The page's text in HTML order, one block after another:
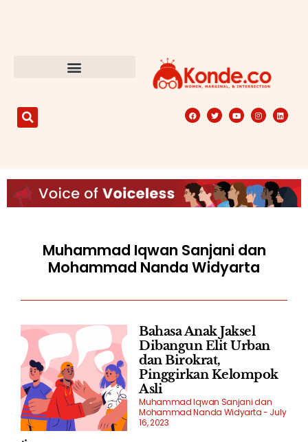
Muhammad Iqwan Sanjani dan
Mohammad Nanda Widyarta
Bahasa Anak Jaksel
Dibangun Elit Urban
dan Birokrat,
Pinggirkan Kelompok
Asli
Muhammad Iqwan Sanjani dan
Mohammad Nanda Widyarta
July
16, 2023